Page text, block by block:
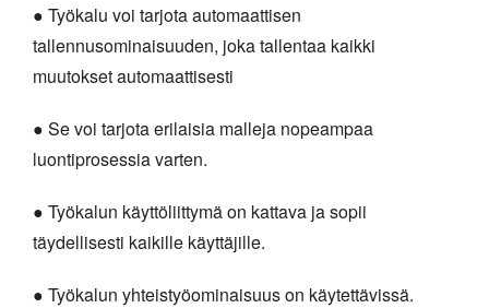
● Työkalu voi tarjota automaattisen
tallennusominaisuuden, joka tallentaa kaikki
muutokset automaattisesti
● Se voi tarjota erilaisia malleja nopeampaa
luontiprosessia varten.
● Työkalun käyttöliittymä on kattava ja sopii
täydellisesti kaikille käyttäjille.
● Työkalun yhteistyöominaisuus on käytettävissä.